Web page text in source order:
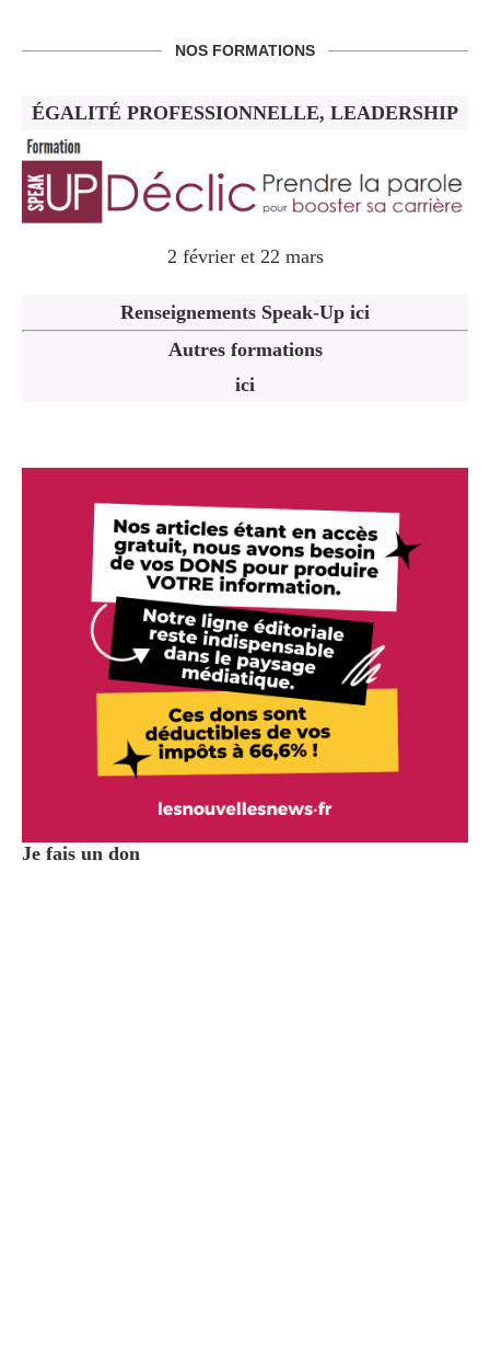
NOS FORMATIONS
ÉGALITÉ PROFESSIONNELLE, LEADERSHIP
2 février et 22 mars
Renseignements Speak-Up ici
Autres formations
ici
Je fais un don